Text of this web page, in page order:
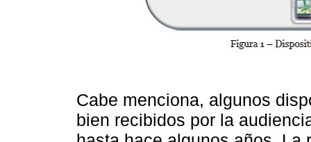
Cabe menciona, algunos
bien recibidos por la